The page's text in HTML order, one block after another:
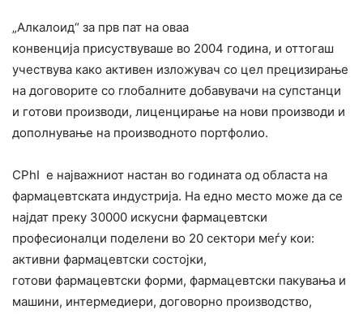
„Алкалоид“ за прв пат на оваа
конвенција присуствуваше во 2004 година, и оттогаш
учествува како активен изложувач со цел прецизирање
на договорите со глобалните добавувачи на супстанци
и готови производи, лиценцирање на нови производи и
дополнување на производното портфолио.
CPhI е најважниот настан во годината од областа на
фармацевтската индустрија. На едно место може да се
најдат преку 30000 искусни фармацевтски
професионалци поделени во 20 сектори меѓу кои:
активни фармацевтски состојки,
готови фармацевтски форми, фармацевтски пакувања и
машини, интермедиери, договорно производство,